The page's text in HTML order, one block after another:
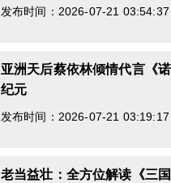
发布时间：2026-07-21 03:54:37
亚洲天后蔡依林倾情代言《
纪元
发布时间：2026-07-21 03:19:17
老当益壮：全方位解读《三